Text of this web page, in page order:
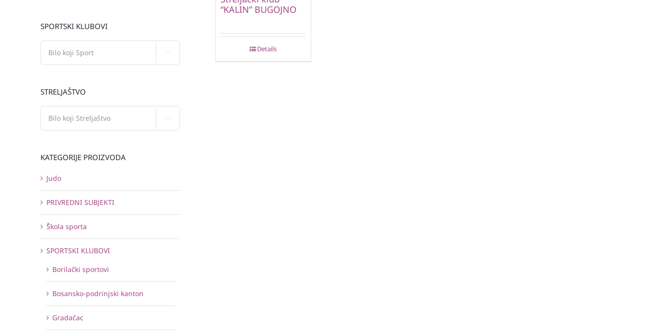
“KALIN” BUGOJNO
Details
SPORTSKI KLUBOVI
STRELJAŠTVO
KATEGORIJE PROIZVODA
Judo
PRIVREDNI SUBJEKTI
Škola sporta
SPORTSKI KLUBOVI
Borilački sportovi
Bosansko-podrinjski kanton
Gradačac